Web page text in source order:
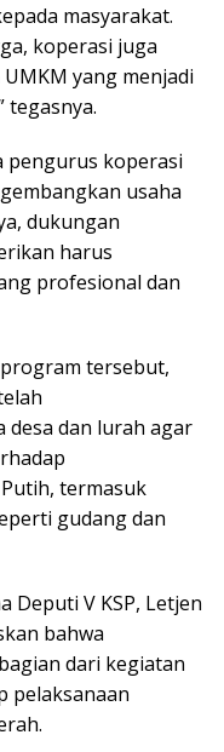
masyarakat.
koperasi juga
yang menjadi
tegasnya.
pengurus koperasi
usaha
dukungan
harus
profesional dan
tersebut,
dan lurah agar
termasuk
gudang dan
Deputi V KSP, Letjen
bahwa
dari kegiatan
pelaksanaan